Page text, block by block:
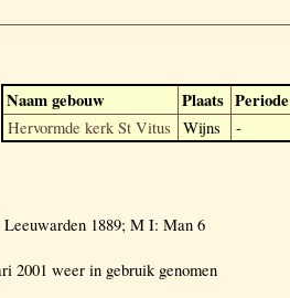
Naam gebouw Plaats Periode
Hervormde kerk St Vitus Wijns -
1889; M I: Man 6
2001 weer in gebruik genomen